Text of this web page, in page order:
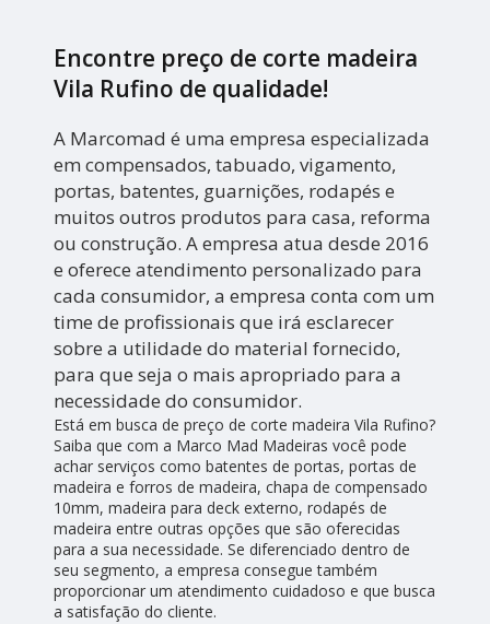
Encontre preço de corte madeira
Vila Rufino de qualidade!
A Marcomad é uma empresa especializada
em compensados, tabuado, vigamento,
portas, batentes, guarnições, rodapés e
muitos outros produtos para casa, reforma
ou construção. A empresa atua desde 2016
e oferece atendimento personalizado para
cada consumidor, a empresa conta com um
time de profissionais que irá esclarecer
sobre a utilidade do material fornecido,
para que seja o mais apropriado para a
necessidade do consumidor.
Está em busca de preço de corte madeira Vila Rufino?
Saiba que com a Marco Mad Madeiras você pode
achar serviços como batentes de portas, portas de
madeira e forros de madeira, chapa de compensado
10mm, madeira para deck externo, rodapés de
madeira entre outras opções que são oferecidas
para a sua necessidade. Se diferenciado dentro de
seu segmento, a empresa consegue também
proporcionar um atendimento cuidadoso e que busca
a satisfação do cliente.